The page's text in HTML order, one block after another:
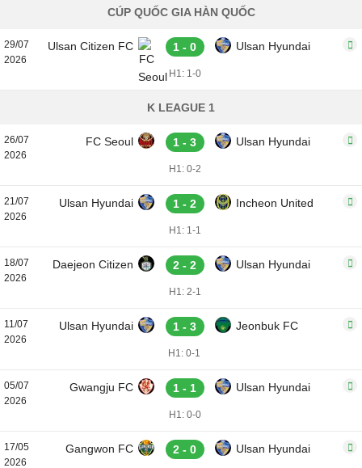
CÚP QUỐC GIA HÀN QUỐC
29/07
2026
Ulsan Citizen FC 1 - 0 Ulsan Hyundai
H1: 1-0
K LEAGUE 1
26/07
2026
FC Seoul 1 - 3 Ulsan Hyundai
H1: 0-2
21/07
2026
Ulsan Hyundai 1 - 2 Incheon United
H1: 1-1
18/07
2026
Daejeon Citizen 2 - 2 Ulsan Hyundai
H1: 2-1
11/07
2026
Ulsan Hyundai 1 - 3 Jeonbuk FC
H1: 0-1
05/07
2026
Gwangju FC 1 - 1 Ulsan Hyundai
H1: 0-0
17/05
2026
Gangwon FC 2 - 0 Ulsan Hyundai